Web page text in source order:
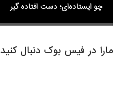
چو ایستاده‌ای؛ دست افتاده گیر
مارا در فیس بوک دنبال کنید